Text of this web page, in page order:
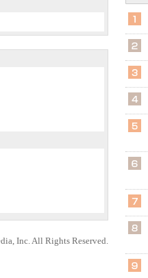
Inc. All Rights Reserved.